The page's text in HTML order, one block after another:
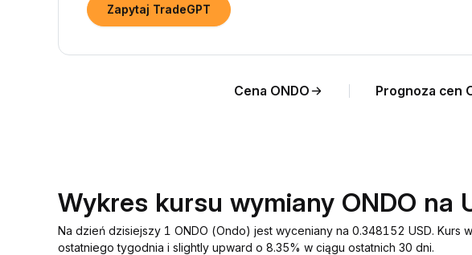
Zapytaj TradeGPT
Cena ONDO Prognoza cen
Wykres kursu wymiany ONDO na
Na dzień dzisiejszy 1 ONDO (Ondo) jest wyceniany na 0.348152 USD.
ostatniego tygodnia i slightly upward o 8.35% w ciągu ostatnich 30 dni.